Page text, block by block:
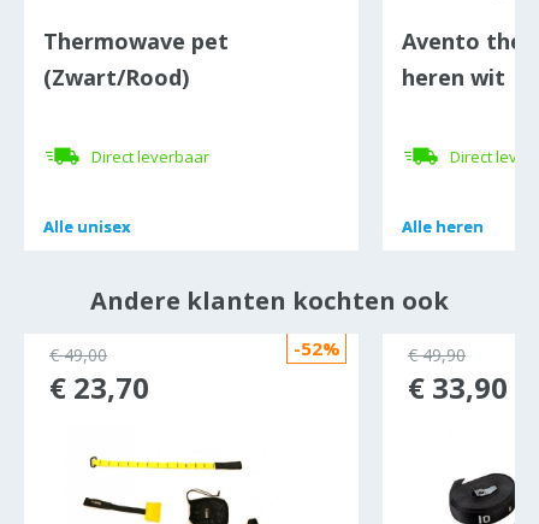
Thermowave pet
(Zwart/Rood)
Direct leverbaar
Alle unisex
Alle unisex
Avento
heren wit
Direct
Alle heren
Alle heren
Andere klanten kochten ook
-52%
€ 49,00
€ 23,70
€ 49,90
€ 33,90